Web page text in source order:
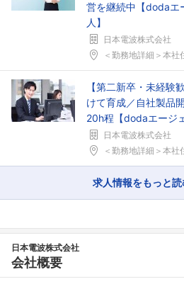
営を継続中【dodaエ
人】
日本電波株式会社
＜勤務地詳細＞本社住
【第二新卒・未経験
けて育成／自社製品
20h程【dodaエージ
日本電波株式会社
＜勤務地詳細＞本社住
求人情報をもっと読
日本電波株式会社
会社概要